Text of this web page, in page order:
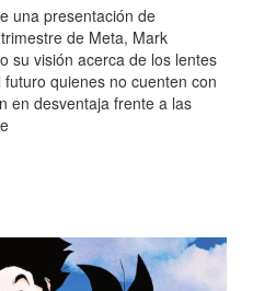
una presentación de
de Meta, Mark
su visión acerca de los lentes
quienes no cuenten con
en desventaja frente a las